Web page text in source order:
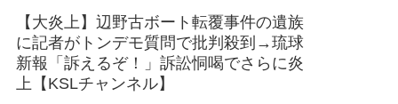
【大炎上】辺野古ボート転覆事件の遺族
に記者がトンデモ質問で批判殺到→琉球
新報「訴えるぞ！」訴訟恫喝でさらに炎
上【KSLチャンネル】